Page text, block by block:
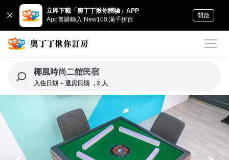
立即下載「奧丁丁揪你體驗」APP
App首購輸入 New100 滿千折百
開啟
椰風時尚二館民宿
入住日期 ~ 退房日期 , 2 人